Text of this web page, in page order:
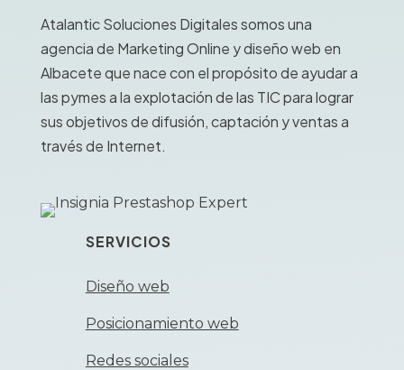
Atalantic Soluciones Digitales somos una
agencia de Marketing Online y diseño web en
Albacete que nace con el propósito de ayudar a
las pymes a la explotación de las TIC para lograr
sus objetivos de difusión, captación y ventas a
través de Internet.
SERVICIOS
Diseño web
Posicionamiento web
Redes sociales